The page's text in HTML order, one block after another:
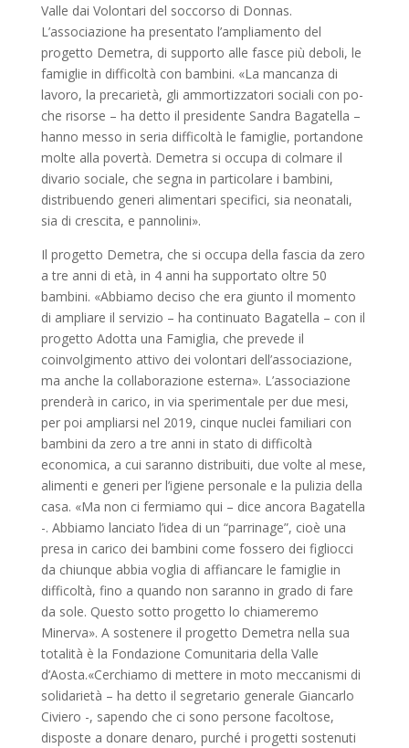
Val­le dai Volontari del soccorso di Donnas.
L’associazione ha presentato l’ampliamento del
progetto Demetra, di supporto alle fasce più debo­li, le
famiglie in difficoltà con bambini. «La mancanza di
lavoro, la precarietà, gli am­mortizzatori sociali con po­
che risorse – ha detto il presi­dente Sandra Bagatella –
hanno messo in seria diffi­coltà le famiglie, portandone
molte alla povertà. Demetra si occupa di colmare il
diva­rio sociale, che segna in par­ticolare i bambini,
distri­buendo generi alimentari specifici, sia neonatali,
sia di crescita, e pannolini».
Il progetto Demetra, che si occupa della fascia da zero
a tre anni di età, in 4 anni ha supportato oltre 50
bambini. «Abbiamo deciso che era giunto il momento
di am­pliare il servizio – ha conti­nuato Bagatella – con il
pro­getto Adotta una Famiglia, che prevede il
coinvolgimen­to attivo dei volontari del­l’associazione,
ma anche la collaborazione esterna». L’associazione
prenderà in carico, in via sperimentale per due mesi,
per poi am­pliarsi nel 2019, cinque nu­clei familiari con
bambini da zero a tre anni in stato di dif­ficoltà
economica, a cui sa­ranno distribuiti, due volte al mese,
alimenti e generi per l’igiene personale e la pulizia della
casa. «Ma non ci fermiamo qui – dice ancora Bagatella
-. Abbiamo lancia­to l’idea di un “parrinage”, cioè una
presa in carico dei bambini come fossero dei fi­gliocci
da chiunque abbia vo­glia di affiancare le famiglie in
difficoltà, fino a quando non saranno in grado di fare
da sole. Questo sotto proget­to lo chiameremo
Minerva». A sostenere il progetto De­metra nella sua
totalità è la Fondazione Comunitaria della Valle
d’Aosta.«Cerchia­mo di mettere in moto mec­canismi di
solidarietà – ha detto il segretario generale Giancarlo
Civiero -, sapen­do che ci sono persone fa­coltose,
disposte a donare denaro, purché i progetti sostenuti